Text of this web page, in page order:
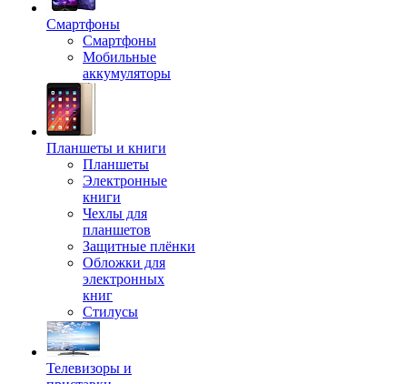
Смартфоны
Смартфоны
Мобильные
аккумуляторы
Планшеты и книги
Планшеты
Электронные
книги
Чехлы для
планшетов
Защитные плёнки
Обложки для
электронных
книг
Стилусы
Телевизоры и